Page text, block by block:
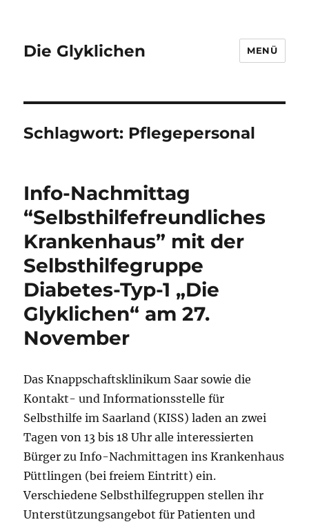
Die Glyklichen MENÜ
Schlagwort: Pflegepersonal
Info-Nachmittag
“Selbsthilfefreundliches
Krankenhaus” mit der
Selbsthilfegruppe
Diabetes-Typ-1 „Die
Glyklichen“ am 27.
November
Das Knappschaftsklinikum Saar sowie die
Kontakt- und Informationsstelle für
Selbsthilfe im Saarland (KISS) laden an zwei
Tagen von 13 bis 18 Uhr alle interessierten
Bürger zu Info-Nachmittagen ins Krankenhaus
Püttlingen (bei freiem Eintritt) ein.
Verschiedene Selbsthilfegruppen stellen ihr
Unterstützungsangebot für Patienten und